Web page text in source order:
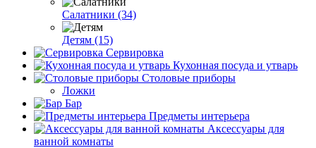
Салатники (34)
Детям (15)
Сервировка
Кухонная посуда и утварь
Столовые приборы
Ложки
Бар
Предметы интерьера
Аксессуары для
ванной комнаты